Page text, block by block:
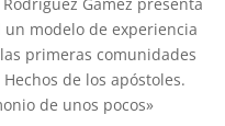
modelo de experiencia
primeras comunidades
de los apóstoles.
de unos pocos»